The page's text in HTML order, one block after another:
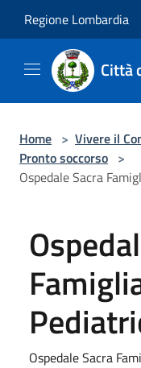
Regione Lombardia
Città
Home > Vivere il
Pronto soccorso >
Ospedale Sacra
Ospedale Sacra